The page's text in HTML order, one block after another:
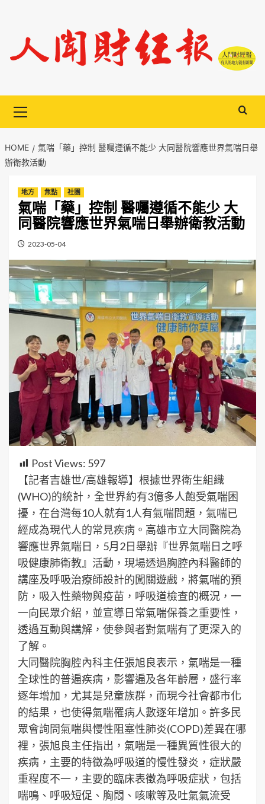
content
Menu
HOME
氣喘「藥」控制 醫囑遵循不能少 大同醫院響應世界氣喘日舉
辦衛教活動
地方 焦點 社團
氣喘「藥」控制 醫囑遵循不能少 大
同醫院響應世界氣喘日舉辦衛教活動
2023-05-04
Post Views: 597
【記者吉雄世/高雄報導】根據世界衛生組織
(WHO)的統計，全世界約有3億多人飽受氣喘困
擾，在台灣每10人就有1人有氣喘問題，氣喘已
經成為現代人的常見疾病。高雄市立大同醫院為
響應世界氣喘日，5月2日舉辦『世界氣喘日之呼
吸健康肺衛教』活動，現場透過胸腔內科醫師的
講座及呼吸治療師設計的闖關遊戲，將氣喘的預
防，吸入性藥物與疫苗，呼吸道檢查的概況，一
一向民眾介紹，並宣導日常氣喘保養之重要性，
透過互動與講解，使參與者對氣喘有了更深入的
了解。
大同醫院胸腔內科主任張旭良表示，氣喘是一種
全球性的普遍疾病，影響遍及各年齡層，盛行率
逐年增加，尤其是兒童族群，而現今社會都市化
的結果，也使得氣喘罹病人數逐年增加。許多民
眾會詢問氣喘與慢性阻塞性肺炎(COPD)差異在哪
裡，張旭良主任指出，氣喘是一種異質性很大的
疾病，主要的特徵為呼吸道的慢性發炎，症狀嚴
重程度不一，主要的臨床表徵為呼吸症狀，包括
喘鳴、呼吸短促、胸悶、咳嗽等及吐氣氣流受